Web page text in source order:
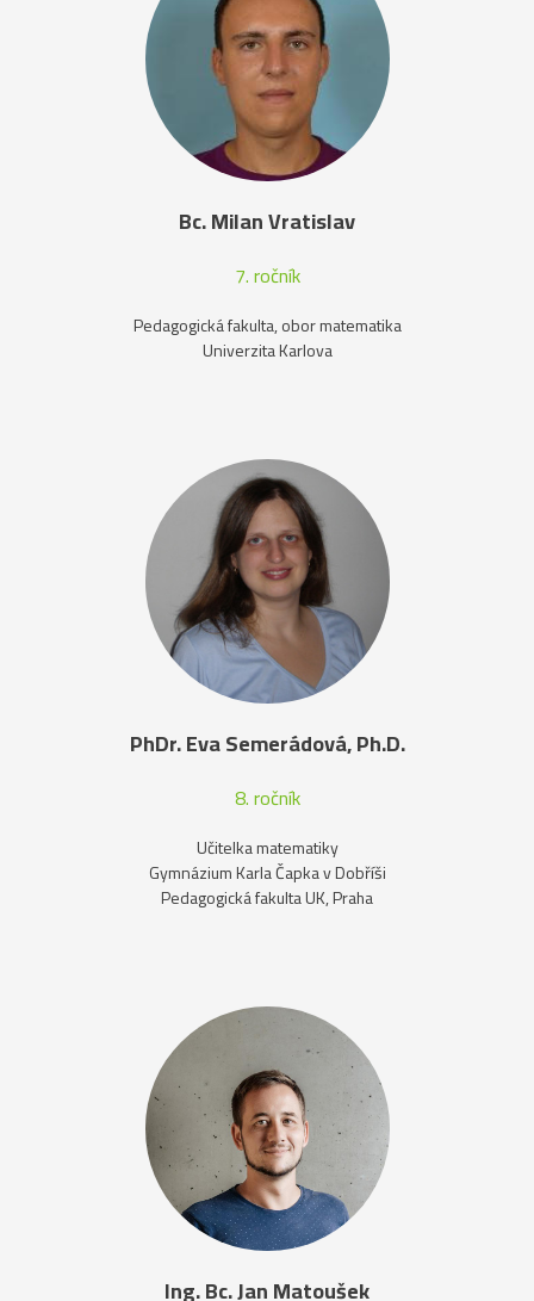
Bc. Milan Vratislav
7. ročník
Pedagogická fakulta, obor matematika
Univerzita Karlova
PhDr. Eva Semerádová, Ph.D.
8. ročník
Učitelka matematiky
Gymnázium Karla Čapka v Dobříši
Pedagogická fakulta UK, Praha
Ing. Bc. Jan Matoušek